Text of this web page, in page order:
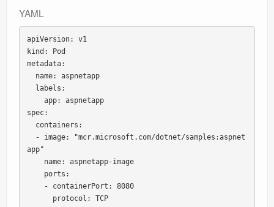
YAML
apiVersion: v1
kind: Pod
metadata:
spec:
app"
      protocol: TCP